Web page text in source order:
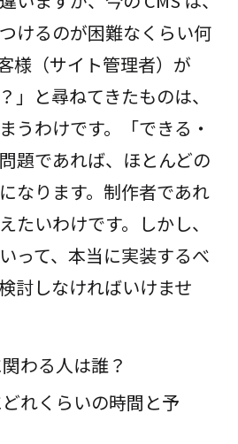
けるのが困難なくらい何
様（サイト管理者）が
」と尋ねてきたものは、
うわけです。「できる・
題であれば、ほとんどの
なります。制作者であれ
たいわけです。しかし、
って、本当に実装するべ
討しなければいけませ
わる人は誰？
れくらいの時間と予